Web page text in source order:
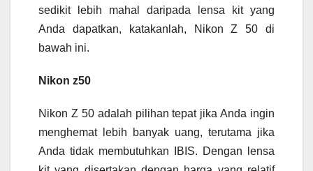
sedikit lebih mahal daripada lensa kit yang
Anda dapatkan, katakanlah, Nikon Z 50 di
bawah ini.
Nikon z50
Nikon Z 50 adalah pilihan tepat jika Anda ingin
menghemat lebih banyak uang, terutama jika
Anda tidak membutuhkan IBIS. Dengan lensa